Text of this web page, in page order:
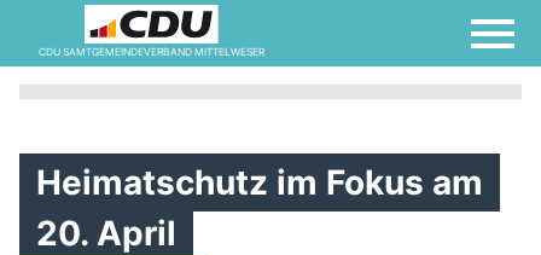
CDU SAMTGEMEINDEVERBAND MITTELWESER
Heimatschutz im Fokus am
20. April